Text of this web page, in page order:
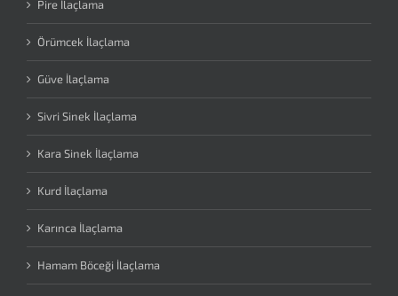
Pire İlaçlama
Örümcek İlaçlama
Güve İlaçlama
Sivri Sinek İlaçlama
Kara Sinek İlaçlama
Kurd İlaçlama
Karınca İlaçlama
Hamam Böceği İlaçlama